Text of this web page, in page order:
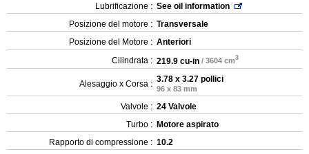
Lubrificazione : See oil information
Posizione del motore : Transversale
Posizione del Motore : Anteriori
Cilindrata : 219.9 cu-in / 3604 cm3
Alesaggio x Corsa : 3.78 x 3.27 pollici
96 x 83 mm
Valvole : 24 Valvole
Turbo : Motore aspirato
Rapporto di compressione : 10.2